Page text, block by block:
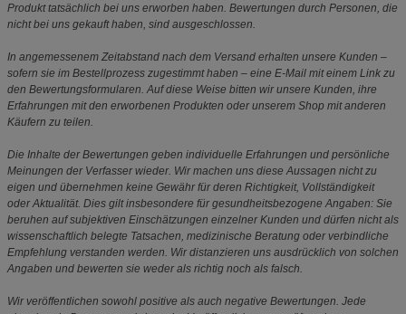
Produkt tatsächlich bei uns erworben haben. Bewertungen durch Personen, die
nicht bei uns gekauft haben, sind ausgeschlossen.
In angemessenem Zeitabstand nach dem Versand erhalten unsere Kunden –
sofern sie im Bestellprozess zugestimmt haben – eine E-Mail mit einem Link zu
den Bewertungsformularen. Auf diese Weise bitten wir unsere Kunden, ihre
Erfahrungen mit den erworbenen Produkten oder unserem Shop mit anderen
Käufern zu teilen.
Die Inhalte der Bewertungen geben individuelle Erfahrungen und persönliche
Meinungen der Verfasser wieder. Wir machen uns diese Aussagen nicht zu
eigen und übernehmen keine Gewähr für deren Richtigkeit, Vollständigkeit
oder Aktualität. Dies gilt insbesondere für gesundheitsbezogene Angaben: Sie
beruhen auf subjektiven Einschätzungen einzelner Kunden und dürfen nicht als
wissenschaftlich belegte Tatsachen, medizinische Beratung oder verbindliche
Empfehlung verstanden werden. Wir distanzieren uns ausdrücklich von solchen
Angaben und bewerten sie weder als richtig noch als falsch.
Wir veröffentlichen sowohl positive als auch negative Bewertungen. Jede